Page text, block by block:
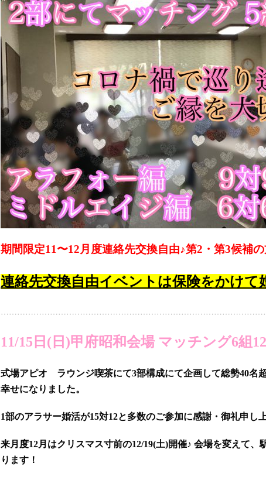
期間限定11〜12月度連絡先交換自由♪第2・第3候補
連絡先交換自由イベントは保険をかけて
11/15日(日)甲府昭和会場 マッチング6組
式場アピオ ラウンジ喫茶にて3部構成にて企画して総勢40名
幸せになりました。
1部のアラサー婚活が15対12と多数のご参加に感謝・御礼申し
来月度12月はクリスマス寸前の12/19(土)開催♪ 会場を変えて
ります！